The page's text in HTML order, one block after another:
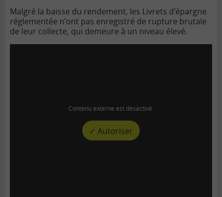
Malgré la baisse du rendement, les Livrets d’épargne
réglementée n’ont pas enregistré de rupture brutale
de leur collecte, qui demeure à un niveau élevé.
Contenu externe est désactivé.
✓ Autoriser